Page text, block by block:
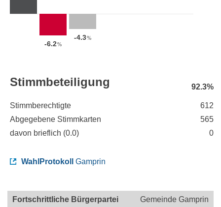
-6.2%
-4.3%
Stimmbeteiligung 92.3%
Stimmberechtigte
612
Abgegebene Stimmkarten
565
davon brieflich (0.0) 0
WahlProtokoll Gamprin
Fortschrittliche Bürgerpartei Gemeinde Gamprin